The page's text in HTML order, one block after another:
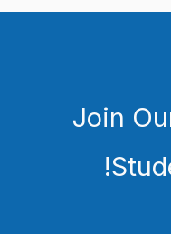
Join